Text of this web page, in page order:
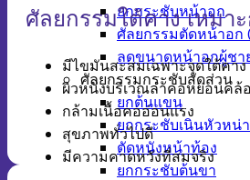
ยกกระชับหน้าอก
ศัลยกรรมตัดหน้าอก
ลดขนาดหน้าอกผู้ชา
ศัลยกรรมกระชับสัดส่วน
ยกต้นแขน
ยกกระชับเนินหัวหน่
ตัดหนังหน้าท้อง
ยกกระชับต้นขา
ศัลยกรรมใต้คาง เหมา
มีไขมันสะสมเฉพาะจุดใต้คาง
ผิวหนังบริเวณลำคอหย่อนคล้
กล้ามเนื้อคออ่อนแรง
สุขภาพทั่วไปดี
มีความคาดหวังที่สมจริง